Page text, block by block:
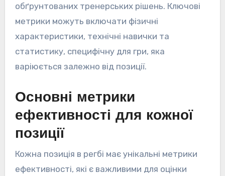
обґрунтованих тренерських рішень. Ключові
метрики можуть включати фізичні
характеристики, технічні навички та
статистику, специфічну для гри, яка
варіюється залежно від позиції.
Основні метрики
ефективності для кожної
позиції
Кожна позиція в регбі має унікальні метрики
ефективності, які є важливими для оцінки